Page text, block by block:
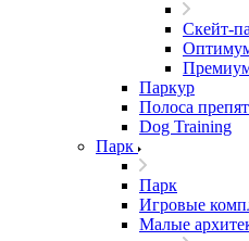
Скейт-
Паркур
Полоса
Dog Training
Парк
Парк
Игровые
Малые